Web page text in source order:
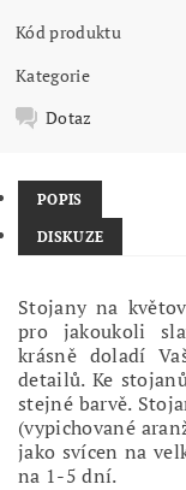
Kód produktu
Kategorie
Dotaz
POPIS
DISKUZE
Stojany na
pro jakoukoli
krásně doladí
detailů. Ke
stejné barvě.
(vypichované
jako svícen na
na 1-5 dní.